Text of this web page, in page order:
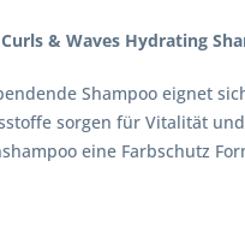
& Waves Hydrating
Shampoo eignet
sorgen für Vitalität
eine Farbschutz